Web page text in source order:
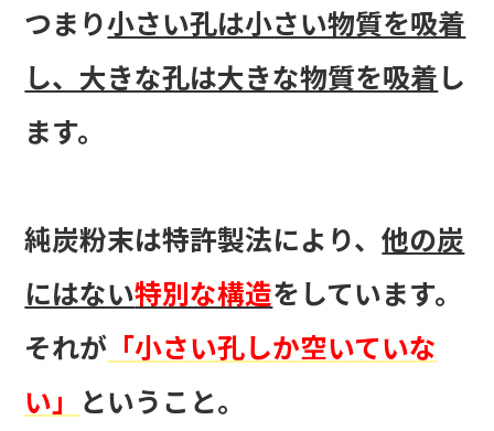
つまり小さい孔は小さい物質を吸着
し、大きな孔は大きな物質を吸着し
ます。
純炭粉末は特許製法により、他の炭
にはない特別な構造をしています。
それが 「小さい孔しか空いていな
い」 ということ。